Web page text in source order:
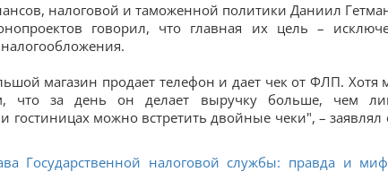
налоговой и таможенной политики Даниил
говорил, что главная их цель –
магазин продает телефон и дает чек от ФЛП. Хотя
что за день он делает выручку больше, чем
можно встретить двойные чеки", – заявлял
Государственной налоговой службы: правда и